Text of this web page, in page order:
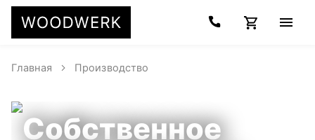
Главная Производство
Собственное